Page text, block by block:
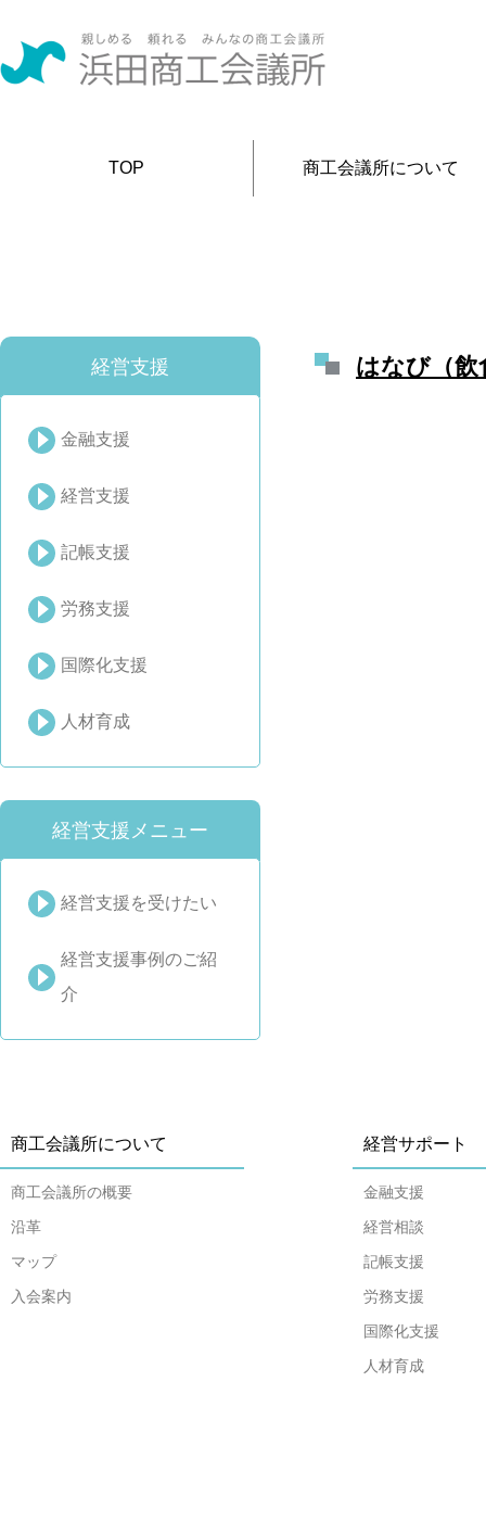
TOP 商工会議所について
経営支援
金融支援
経営支援
記帳支援
労務支援
国際化支援
人材育成
経営支援メニュー
経営支援を受けたい
経営支援事例のご紹
介
はなび（飲
商工会議所について
商工会議所の概要
沿革
マップ
入会案内
経営サポート
金融支援
経営相談
記帳支援
労務支援
国際化支援
人材育成